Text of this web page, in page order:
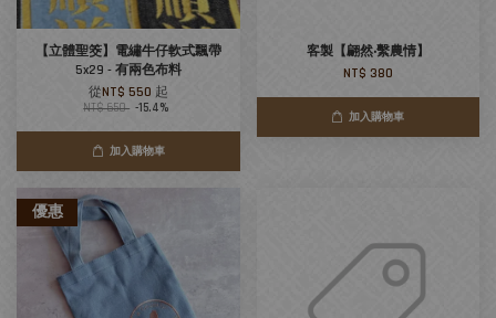
【立體聖筊】電繡牛仔軟式飄帶
5x29 - 有兩色布料
從NT$ 550 起
NT$ 650 -15.4%
加入購物車
客製【翩然‧繫農情】
NT$ 380
加入購物車
優惠